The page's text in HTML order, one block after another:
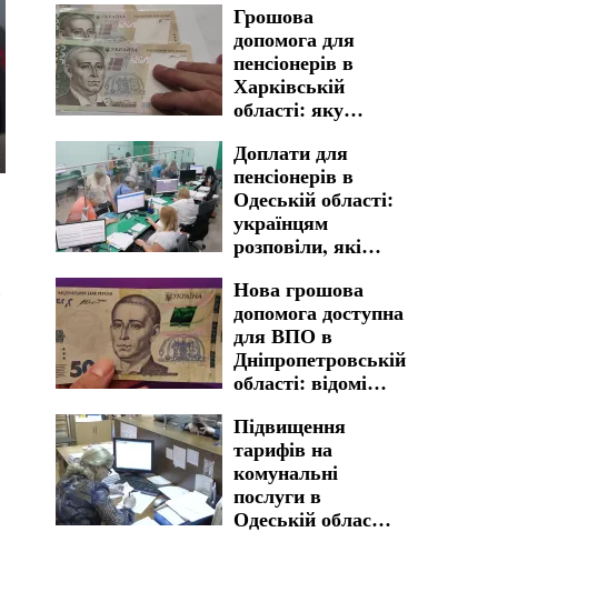
Грошова
допомога для
пенсіонерів в
Харківській
області: яку
необхідно пройти
для отримання
виплат
Доплати для
пенсіонерів в
Одеській області:
українцям
розповіли, які
можливість
отримати
Нова грошова
допомога доступна
для ВПО в
Дніпропетровській
області: відомі
та розмір виплат
Підвищення
тарифів на
комунальні
послуги в
Одеській області: